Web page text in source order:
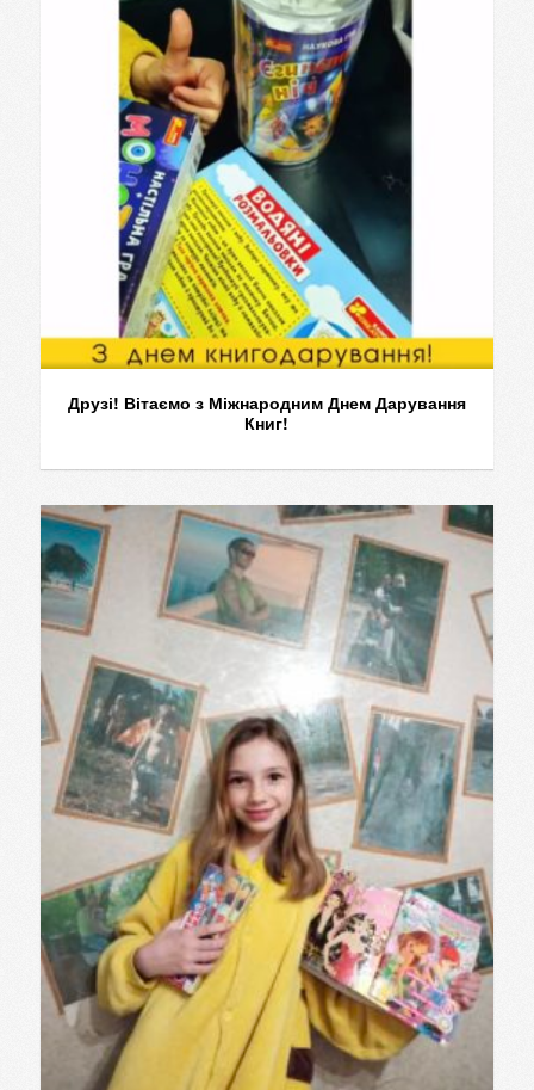
Друзі! Вітаємо з Міжнародним Днем Дарування
Книг!